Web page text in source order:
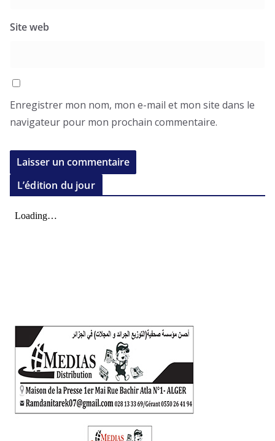
Site web
Enregistrer mon nom, mon e-mail et mon site dans le
navigateur pour mon prochain commentaire.
L’édition du jour